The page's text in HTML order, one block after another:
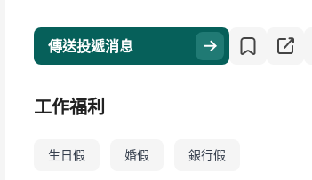
傳送投遞消息
工作福利
生日假 婚假 銀行假